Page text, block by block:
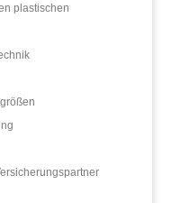
plastischen